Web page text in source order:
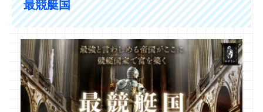
最競艇国